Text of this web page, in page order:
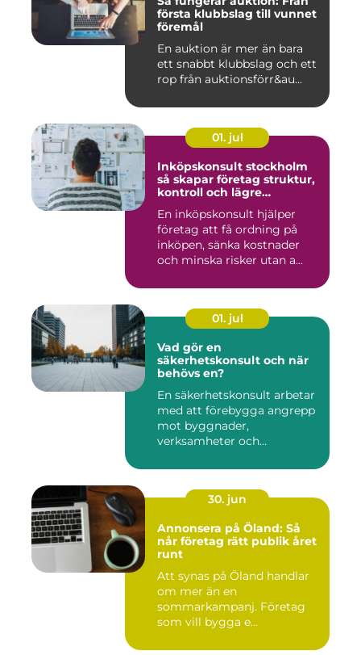
första klubbslag till vunnet
föremål
En auktion är mer än bara
ett snabbt klubbslag och ett
rop från auktionsförr&au...
01. jul
Inköpskonsult stockholm
så skapar företag struktur,
kontroll och lägre
En inköpskonsult hjälper
företag att få ordning på
inköpen, sänka kostnader
och minska risker utan a...
01. jul
Vad gör en
säkerhetskonsult och när
behövs en?
En säkerhetskonsult arbetar
med att förebygga angrepp
mot byggnader,
verksamheter och
30. jun
Annonsera på Öland: Så
når företag rätt publik året
runt
Att synas på Öland handlar
om mer än en
sommarkampanj. Företag
som vill bygga e...